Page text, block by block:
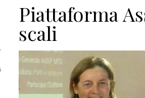
Piattaforma
scali